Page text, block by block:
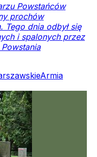
Powstańców
prochów
Tego dnia odbył się
i spalonych przez
Armia